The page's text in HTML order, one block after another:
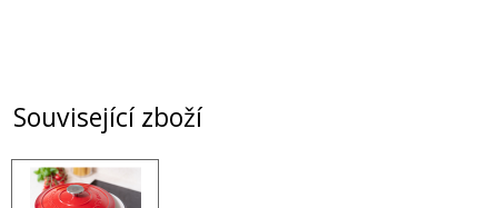
Související zboží